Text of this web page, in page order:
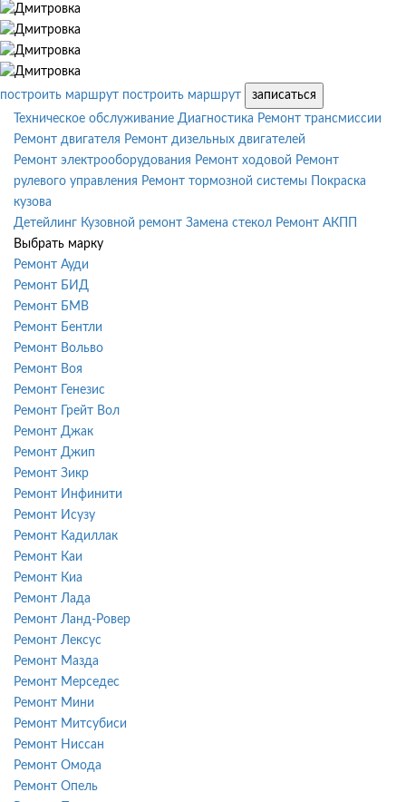
построить маршрут построить маршрут
записаться
Техническое обслуживание Диагностика Ремонт трансмиссии
Ремонт двигателя Ремонт дизельных двигателей
Ремонт электрооборудования Ремонт ходовой Ремонт
рулевого управления Ремонт тормозной системы
Покраска
кузова
Детейлинг Кузовной ремонт Замена стекол Ремонт АКПП
Выбрать марку
Ремонт Ауди
Ремонт БИД
Ремонт БМВ
Ремонт Бентли
Ремонт Вольво
Ремонт Воя
Ремонт Генезис
Ремонт Грейт Вол
Ремонт Джак
Ремонт Джип
Ремонт Зикр
Ремонт Инфинити
Ремонт Исузу
Ремонт Кадиллак
Ремонт Каи
Ремонт Киа
Ремонт Лада
Ремонт Ланд-Ровер
Ремонт Лексус
Ремонт Мазда
Ремонт Мерседес
Ремонт Мини
Ремонт Митсубиси
Ремонт Ниссан
Ремонт Омода
Ремонт Опель